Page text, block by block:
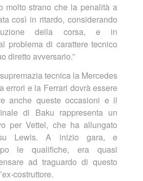
molto strano che la penalità a
così in ritardo, considerando
della corsa, e in
problema di carattere tecnico
diretto avversario.”
tecnica la Mercedes
errori e la Ferrari dovrà essere
anche queste occasioni e il
di Baku rappresenta un
per Vettel, che ha allungato
su Lewis. A inizio gara, e
le qualifiche, era quasi
ad traguardo di questo
costruttore.